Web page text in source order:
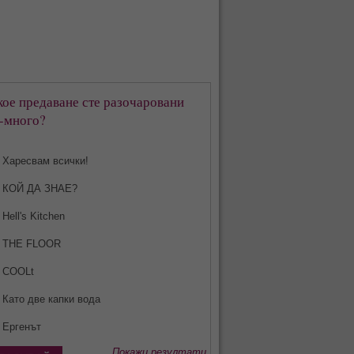
предаване сте разочаровани
много?
Харесвам всички!
КОЙ ДА ЗНАЕ?
Hell's Kitchen
THE FLOOR
COOLt
Като две капки вода
Ергенът